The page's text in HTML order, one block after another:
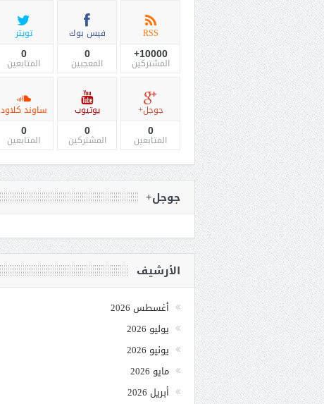
RSS
10000+
المشتركين
فيس بوك
0
المعجبين
تويتر
0
المتابعين
جوجل+
0
المتابعين
يوتيوب
0
المشتركين
ساوند كلاود
0
المتابعين
جوجل+
الأرشيف
أغسطس 2026
يوليو 2026
يونيو 2026
مايو 2026
أبريل 2026